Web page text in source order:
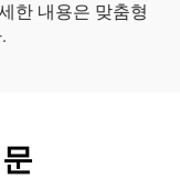
한 내용은 맞춤형